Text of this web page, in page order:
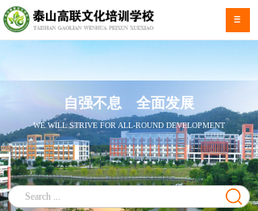
自强不息 全面发展
WE WILL STRIVE FOR ALL-ROUND DEVELOPMENT